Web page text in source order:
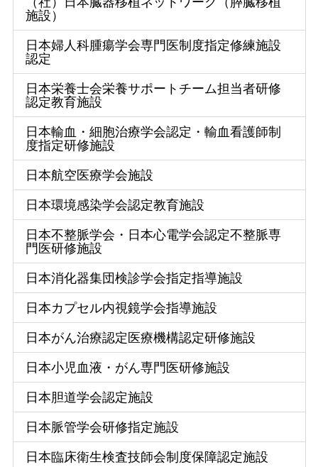
施設）
日本婦人科腫瘍学会専門医制度指定修練施設
認定
日本栄養士会栄養サポートチーム担当者研修
認定教育施設
日本輸血・細胞治療学会認定・輸血看護師制
度指定研修施設
日本航空医療学会施設
日本環境感染学会認定教育施設
日本不整脈学会・日本心電学会認定不整脈専
門医研修施設
日本消化器集団検診学会指定指導施設
日本カプセル内視鏡学会指導施設
日本がん治療認定医療機構認定研修施設
日本小児血液・がん専門医研修施設
日本胆道学会認定施設
日本脈管学会研修指定施設
日本臨床衛生検査技師会制度保障認定施設